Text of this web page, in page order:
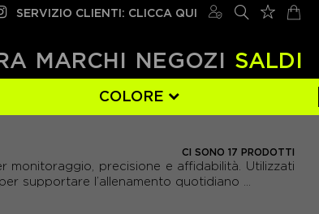
SERVIZIO CLIENTI: CLICCA QUI
MARCHI NEGOZI SALDI
COLORE
CI SONO 17 PRODOTTI
precisione e affidabilità. Utilizzati
supportare l’allenamento quotidiano ...